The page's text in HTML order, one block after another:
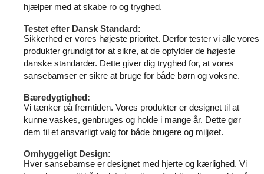
hjælper med at skabe ro og tryghed.
Testet efter Dansk Standard:
Sikkerhed er vores højeste prioritet. Derfor tester vi alle vores
produkter grundigt for at sikre, at de opfylder de højeste
danske standarder. Dette giver dig tryghed for, at vores
sansebamser er sikre at bruge for både børn og voksne.
Bæredygtighed:
Vi tænker på fremtiden. Vores produkter er designet til at
kunne vaskes, genbruges og holde i mange år. Dette gør
dem til et ansvarligt valg for både brugere og miljøet.
Omhyggeligt Design:
Hver sansebamse er designet med hjerte og kærlighed. Vi